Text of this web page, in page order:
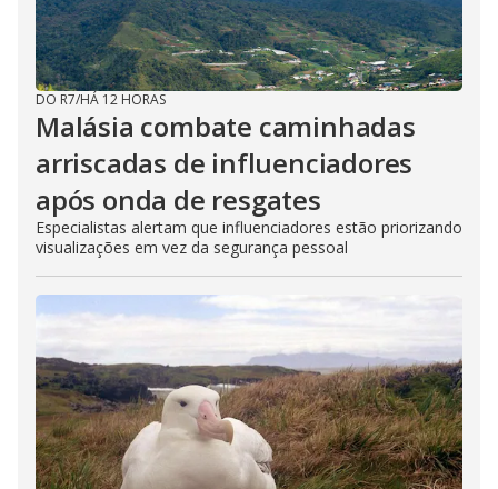
DO R7/HÁ 12 HORAS
Malásia combate caminhadas
arriscadas de influenciadores
após onda de resgates
Especialistas alertam que influenciadores estão priorizando
visualizações em vez da segurança pessoal